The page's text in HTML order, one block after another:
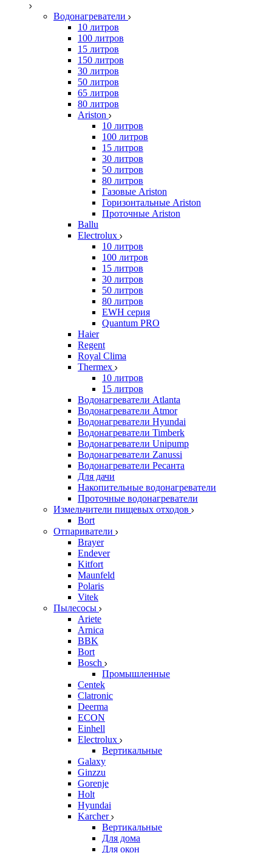
Водонагреватели
10 литров
100 литров
15 литров
150 литров
30 литров
50 литров
65 литров
80 литров
Ariston
10 литров
100 литров
15 литров
30 литров
50 литров
80 литров
Газовые Ariston
Горизонтальные Ariston
Проточные Ariston
Ballu
Electrolux
10 литров
100 литров
15 литров
30 литров
50 литров
80 литров
EWH серия
Quantum PRO
Haier
Regent
Royal Clima
Thermex
10 литров
15 литров
Водонагреватели Atlanta
Водонагреватели Atmor
Водонагреватели Hyundai
Водонагреватели Timberk
Водонагреватели Unipump
Водонагреватели Zanussi
Водонагреватели Ресанта
Для дачи
Накопительные водонагреватели
Проточные водонагреватели
Измельчители пищевых отходов
Bort
Отпариватели
Brayer
Endever
Kitfort
Maunfeld
Polaris
Vitek
Пылесосы
Ariete
Arnica
BBK
Bort
Bosch
Промышленные
Centek
Clatronic
Deerma
ECON
Einhell
Electrolux
Вертикальные
Galaxy
Ginzzu
Gorenje
Holt
Hyundai
Karcher
Вертикальные
Для дома
Для окон